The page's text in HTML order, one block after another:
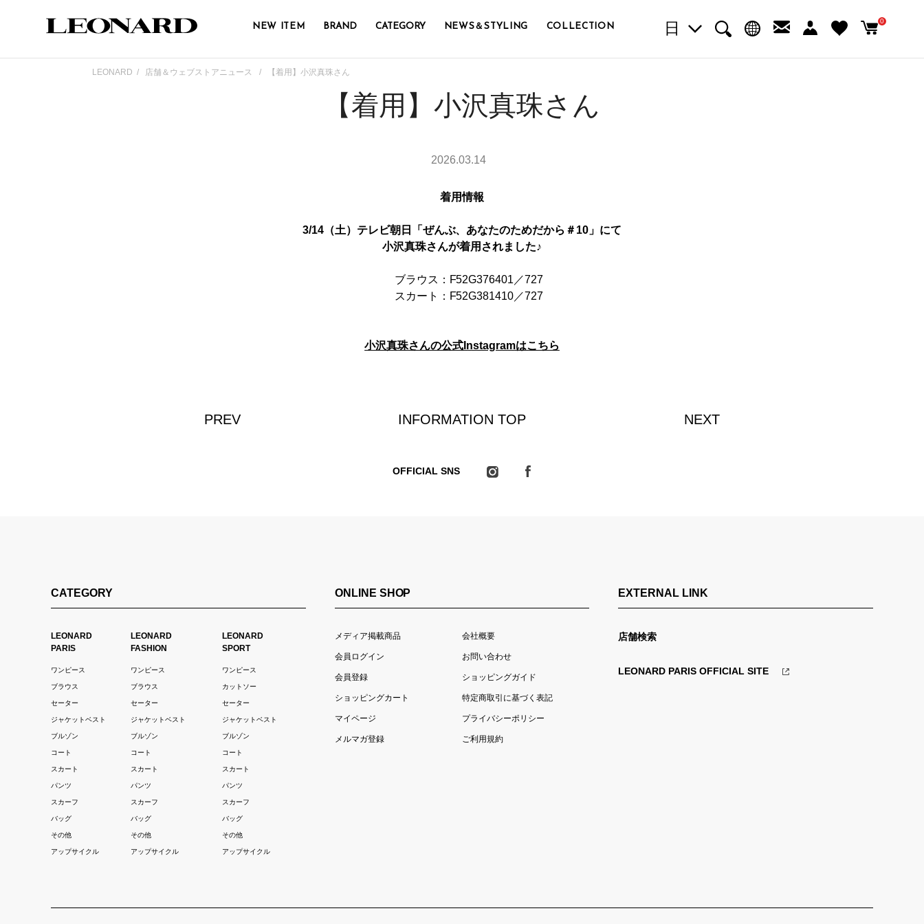
NEW ITEM BRAND CATEGORY NEWS＆STYLING COLLECTION 日 0
LEONARD 店舗＆ウェブストアニュース 【着用】小沢真珠さん
【着用】小沢真珠さん
2026.03.14
着用情報
3/14（土）テレビ朝日
「ぜんぶ、あなたのためだから＃10」にて
小沢真珠さんが着用されました♪
ブラウス：F52G376401／727
スカート：F52G381410／727
小沢真珠さんの公式Instagramはこちら
INFORMATION TOP
PREV NEXT
OFFICIAL SNS
CATEGORY
LEONARD
PARIS
ワンピース
ブラウス
セーター
ジャケットベスト
ブルゾン
コート
スカート
パンツ
スカーフ
バッグ
その他
アップサイクル
LEONARD
FASHION
ワンピース
ブラウス
セーター
ジャケットベスト
ブルゾン
コート
スカート
パンツ
スカーフ
バッグ
その他
アップサイクル
LEONARD
SPORT
ワンピース
カットソー
セーター
ジャケットベスト
ブルゾン
コート
スカート
パンツ
スカーフ
バッグ
その他
アップサイクル
ONLINE SHOP
メディア掲載商品
会員ログイン
会員登録
ショッピングカート
マイページ
メルマガ登録
会社概要
お問い合わせ
ショッピングガイド
特定商取引に基づく表記
プライバシーポリシー
ご利用規約
EXTERNAL LINK
店舗検索
LEONARD PARIS OFFICIAL SITE